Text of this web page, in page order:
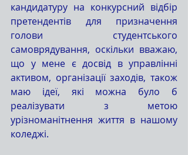
кандидатуру на конкурсний відбір
претендентів для призначення
голови студентського
самоврядування, оскільки вважаю,
що у мене є досвід в управлінні
активом, організації заходів, також
маю ідеї, які можна було б
реалізувати з метою
урізноманітнення життя в нашому
коледжі.